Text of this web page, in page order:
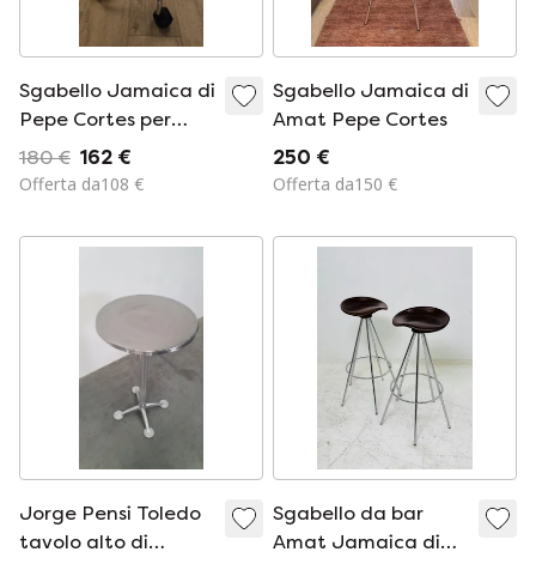
Sgabello Jamaica di
Pepe Cortes per
Amat-3
180 € 162 €
Offerta da108 €
Sgabello Jamaica di
Amat Pepe Cortes
250 €
Offerta da150 €
Jorge Pensi Toledo
tavolo alto di
Sgabello da bar
Amat Jamaica di